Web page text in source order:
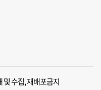
수집, 재배포금지